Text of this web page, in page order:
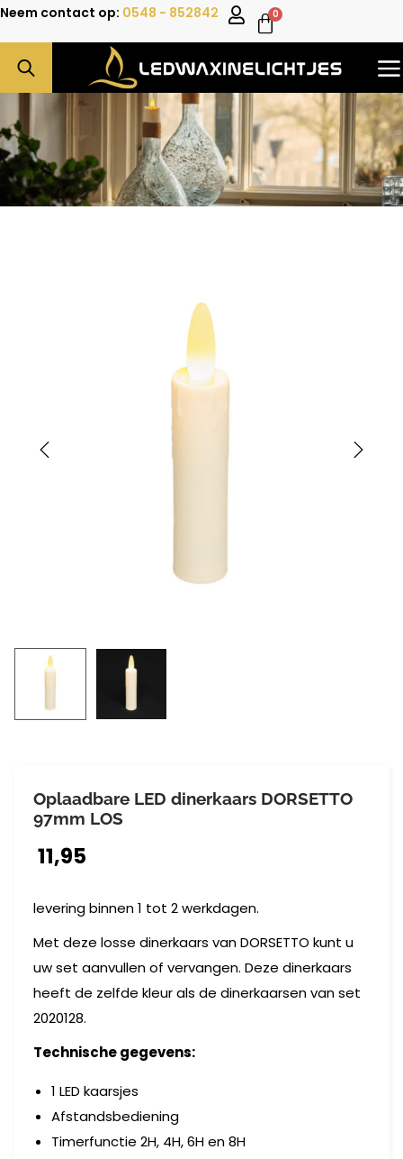
Neem contact op: 0548 - 852842 0
Oplaadbare LED dinerkaars DORSETTO
97mm LOS
11,95
levering binnen 1 tot 2 werkdagen.
Met deze losse dinerkaars van DORSETTO kunt u
uw set aanvullen of vervangen. Deze dinerkaars
heeft de zelfde kleur als de dinerkaarsen van set
2020128.
Technische gegevens:
1 LED kaarsjes
Afstandsbediening
Timerfunctie 2H, 4H, 6H en 8H